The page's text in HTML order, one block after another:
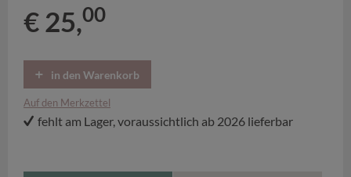
€ 25,00
in den Warenkorb
Auf den Merkzettel
fehlt am Lager, voraussichtlich ab 2026 lieferbar